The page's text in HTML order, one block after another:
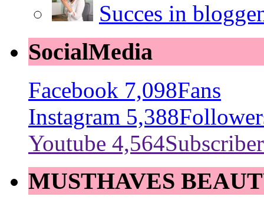
Succes in
SocialMedia
Facebook 7,098Fans
Instagram 5,388
Youtube 4,564Subscriber
MUSTHAVES